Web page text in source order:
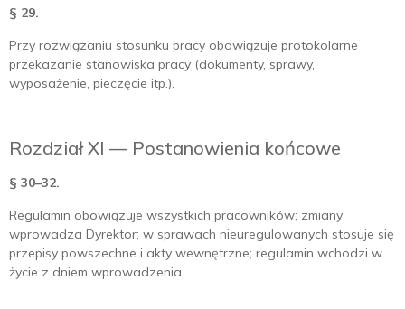
§ 29.
Przy rozwiązaniu stosunku pracy obowiązuje protokolarne
przekazanie stanowiska pracy (dokumenty, sprawy,
wyposażenie, pieczęcie itp.).
Rozdział XI — Postanowienia końcowe
§ 30–32.
Regulamin obowiązuje wszystkich pracowników; zmiany
wprowadza Dyrektor; w sprawach nieuregulowanych stosuje się
przepisy powszechne i akty wewnętrzne; regulamin wchodzi w
życie z dniem wprowadzenia.